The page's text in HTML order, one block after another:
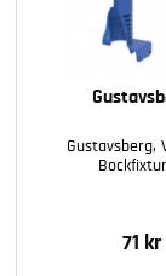
Gustavsberg,
71 kr